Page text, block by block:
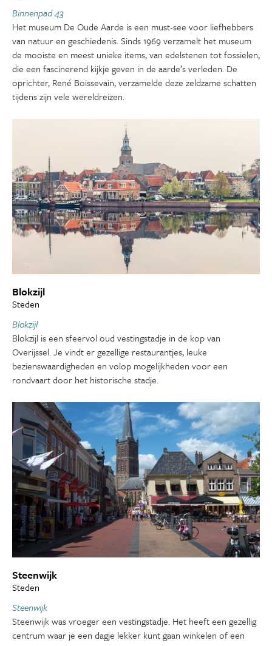
Binnenpad 43
Het museum De Oude Aarde is een must-see voor liefhebbers
van natuur en geschiedenis. Sinds 1969 verzamelt het museum
de mooiste en meest unieke items, van edelstenen tot fossielen,
die een fascinerend kijkje geven in de aarde’s verleden. De
oprichter, René Boissevain, verzamelde deze zeldzame schatten
tijdens zijn vele wereldreizen.
Blokzijl
Steden
Blokzijl
Blokzijl is een sfeervol oud vestingstadje in de kop van
Overijssel. Je vindt er gezellige restaurantjes, leuke
bezienswaardigheden en volop mogelijkheden voor een
rondvaart door het historische stadje.
Steenwijk
Steden
Steenwijk
Steenwijk was vroeger een vestingstadje. Het heeft een gezellig
centrum waar je een dagje lekker kunt gaan winkelen of een